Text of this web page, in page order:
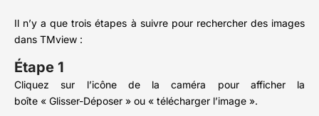
Il n’y a que trois étapes à suivre pour rechercher des images
dans TMview :
Étape 1
Cliquez sur l’icône de la caméra pour afficher la
boîte « Glisser-Déposer » ou « télécharger l’image ».